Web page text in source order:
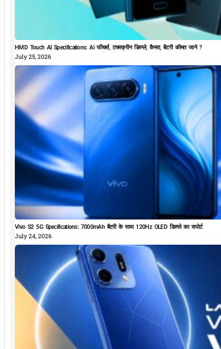
HMD Touch AI Specifications: Ai फीचर्स, टचस्क्रीन डिस्प्ले, कैमरा, बैटरी कीमत जाने ?
July 25, 2026
Vivo S2 5G Specifications: 7000mAh बैटरी के साथ 120Hz OLED डिस्प्ले का सपोर्ट
July 24, 2026